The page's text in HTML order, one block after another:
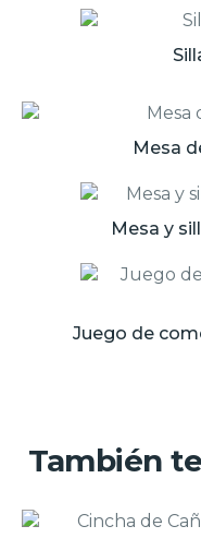
Mesa
Mesa y
Juego de
También